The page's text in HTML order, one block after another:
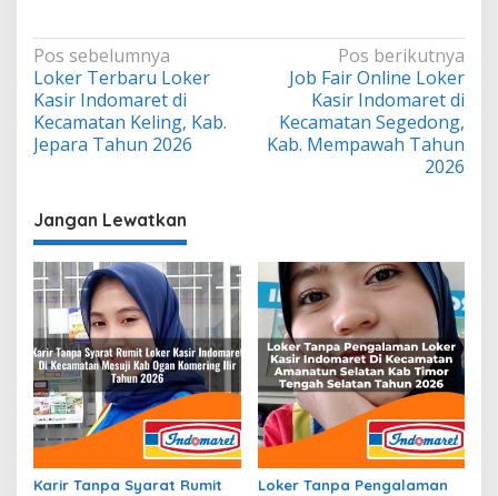
Navigasi
pos
Pos sebelumnya
Loker Terbaru Loker
Kasir Indomaret di
Kecamatan Keling, Kab.
Jepara Tahun 2026
Pos berikutnya
Job Fair Online Loker
Kasir Indomaret di
Kecamatan Segedong,
Kab. Mempawah Tahun
2026
Jangan Lewatkan
Karir Tanpa Syarat Rumit
Loker Tanpa Pengalaman